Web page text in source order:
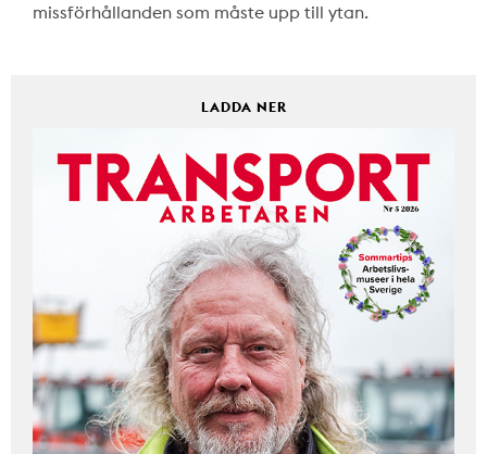
missförhållanden som måste upp till ytan.
LADDA NER